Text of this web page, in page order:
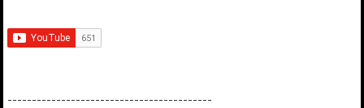
------------------------------------------